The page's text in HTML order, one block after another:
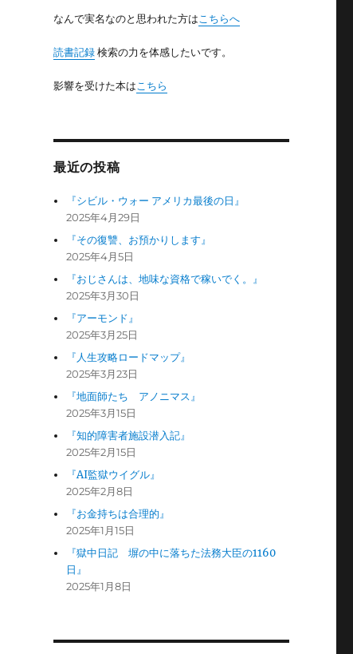
なんで実名なのと思われた方はこちらへ
読書記録検索の力を体感したいです。
影響を受けた本はこちら
最近の投稿
『シビル・ウォー アメリカ最後の日』
2025年4月29日
『その復讐、お預かりします』
2025年4月5日
『おじさんは、地味な資格で稼いでく。』
2025年3月30日
『アーモンド』
2025年3月25日
『人生攻略ロードマップ』
2025年3月23日
『地面師たち アノニマス』
2025年3月15日
『知的障害者施設潜入記』
2025年2月15日
『AI監獄ウイグル』
2025年2月8日
『お金持ちは合理的』
2025年1月15日
『獄中日記 塀の中に落ちた法務大臣の1160
日』
2025年1月8日